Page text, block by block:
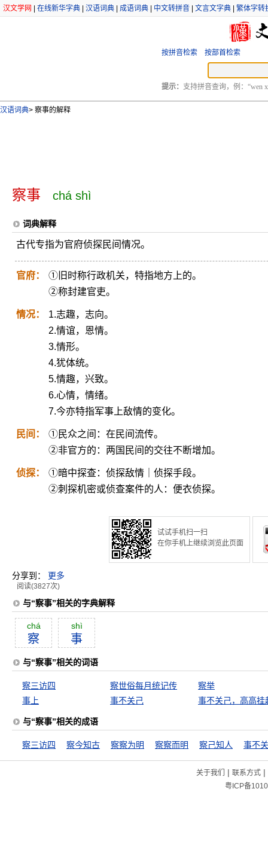
汉文学网 在线新华字典 汉语词典 成语词典 中文转拼音 文言文字典 繁体字转
按拼音检索 按部首检索
提示： 支持拼音查询，例：“wen
汉语词典> 察事的解释
察事 chá shì
词典解释
古代专指为官府侦探民间情况。
官府：
①旧时称行政机关，特指地方上的。
②称封建官吏。
情况：
1.志趣，志向。
2.情谊，恩情。
3.情形。
4.犹体统。
5.情趣，兴致。
6.心情，情绪。
7.今亦特指军事上敌情的变化。
民间：
①民众之间：在民间流传。
②非官方的：两国民间的交往不断增加。
侦探：
①暗中探查：侦探敌情｜侦探手段。
②刺探机密或侦查案件的人：便衣侦探。
试试手机扫一扫
在你手机上继续浏览此页面
分享到： 更多
阅读(3827次)
与“察事”相关的字典解释
chá
察
shì
事
与“察事”相关的词语
察三访四 察世俗每月统记传
察举
事上
事不关己 事不关己，高高挂
与“察事”相关的成语
察三访四 察今知古 察察为明 察察而明 察己知人 事不
关于我们 | 联系方式|
粤ICP备